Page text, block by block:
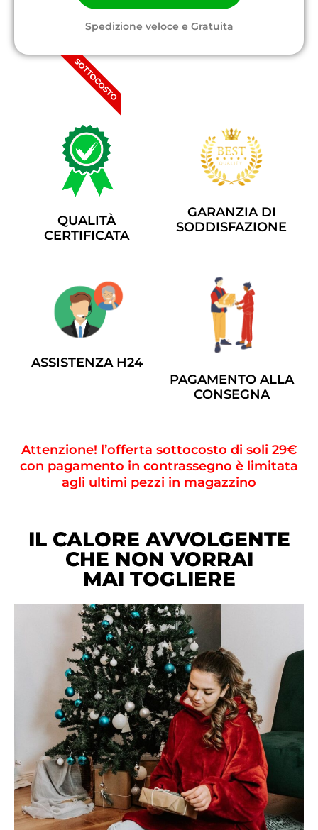
Spedizione veloce e Gratuita
SOTTOCOSTO
QUALITÀ
CERTIFICATA
GARANZIA DI
SODDISFAZIONE
ASSISTENZA H24
PAGAMENTO ALLA
CONSEGNA
Attenzione! l’offerta sottocosto di soli 29€
con pagamento in contrassegno è limitata
agli ultimi pezzi in magazzino
IL CALORE AVVOLGENTE
CHE NON VORRAI
MAI TOGLIERE